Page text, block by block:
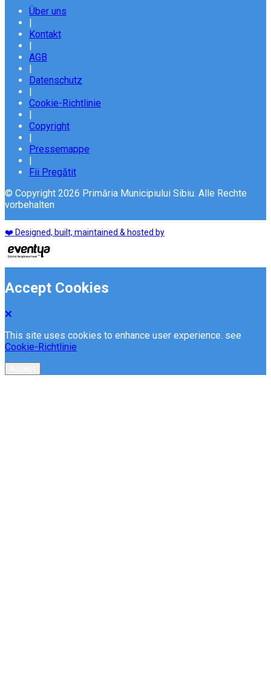
Über uns
|
Kontakt
|
AGB
|
Datenschutz
|
Cookie-Richtlinie
|
Copyright
|
Pressemappe
|
Fii Pregătit
© Copyright 2026 Primăria Municipiului Sibiu. Alle Rechte
vorbehalten
❤️ Designed, built, maintained & hosted by
Accept Cookies
This site uses cookies to enhance user experience. see
Cookie-Richtlinie